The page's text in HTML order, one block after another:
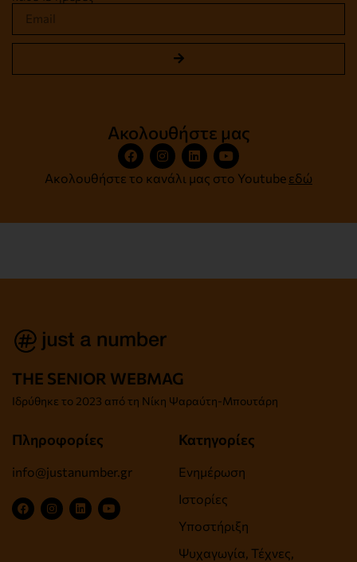
Ακολουθήστε μας
Ακολουθήστε το κανάλι μας στο Youtube εδώ
THE SENIOR WEBMAG
Iδρύθηκε το 2023 από τη Νίκη Ψαραύτη-Μπουτάρη
Πληροφορίες
info@justanumber.gr
Κατηγορίες
Ενημέρωση
Ιστορίες
Υποστήριξη
Ψυχαγωγία, Τέχνες,